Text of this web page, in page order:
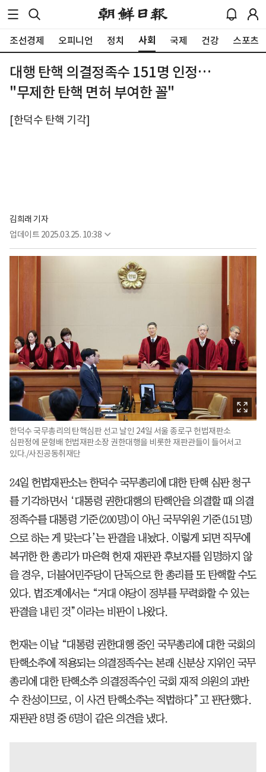
조선경제 오피니언 정치 사회 국제 건강 스포츠
대행 탄핵 의결정족수 151명 인정…
"무제한 탄핵 면허 부여한 꼴"
[한덕수 탄핵 기각]
김희래 기자
업데이트 2025.03.25. 10:38
한덕수 국무총리의 탄핵심판 선고 날인 24일 서울 종로구 헌법재판소
심판정에 문형배 헌법재판소장 권한대행을 비롯한 재판관들이 들어서고
있다./사진공동취재단
24일 헌법재판소는 한덕수 국무총리에 대한 탄핵 심판 청구
를 기각하면서 ‘대통령 권한대행의 탄핵안을 의결할 때 의결
정족수를 대통령 기준(200명)이 아닌 국무위원 기준(151명)
으로 하는 게 맞는다’는 판결을 내놨다. 이렇게 되면 직무에
복귀한 한 총리가 마은혁 헌재 재판관 후보자를 임명하지 않
을 경우, 더불어민주당이 단독으로 한 총리를 또 탄핵할 수도
있다. 법조계에서는 “거대 야당이 정부를 무력화할 수 있는
판결을 내린 것”이라는 비판이 나왔다.
헌재는 이날 “대통령 권한대행 중인 국무총리에 대한 국회의
탄핵소추에 적용되는 의결정족수는 본래 신분상 지위인 국무
총리에 대한 탄핵소추 의결정족수인 국회 재적 의원의 과반
수 찬성이므로, 이 사건 탄핵소추는 적법하다”고 판단했다.
재판관 8명 중 6명이 같은 의견을 냈다.